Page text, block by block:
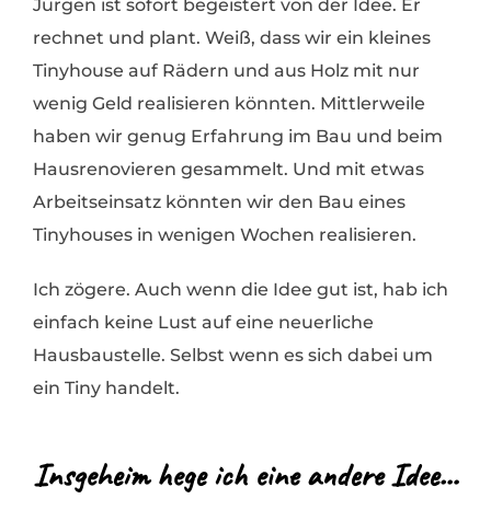
Jürgen ist sofort begeistert von der Idee. Er
rechnet und plant. Weiß, dass wir ein kleines
Tinyhouse auf Rädern und aus Holz mit nur
wenig Geld realisieren könnten. Mittlerweile
haben wir genug Erfahrung im Bau und beim
Hausrenovieren gesammelt. Und mit etwas
Arbeitseinsatz könnten wir den Bau eines
Tinyhouses in wenigen Wochen realisieren.
Ich zögere. Auch wenn die Idee gut ist, hab ich
einfach keine Lust auf eine neuerliche
Hausbaustelle. Selbst wenn es sich dabei um
ein Tiny handelt.
Insgeheim hege ich eine andere Idee…